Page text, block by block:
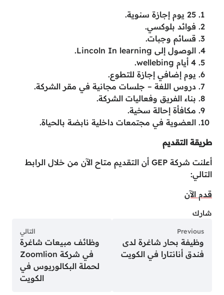
25 يوم إجازة سنوية.
فوائد بلوكسي.
قسائم وجبات.
الوصول إلى Lincoln In learning.
4 أيام wellebing.
يوم إضافي إجازة للتطوع.
دروس اللغة – جلسات مجانية في مقر الشركة.
بناء الفريق وفعاليات الشركة.
مكافأة إحالة سخية.
العضوية في مجتمعات داخلية نابضة بالحياة.
طريقة التقديم
أعلنت شركة GEP أن التقديم متاح الآن من خلال الرابط
التالي:
قدم الآن
شارك
Previous
وظيفة بحار شاغرة لدى
فندق أنانتارا في الكويت
التالي
وظائف مبيعات شاغرة
في شركة Zoomlion
لحملة البكالوريوس في
الكويت